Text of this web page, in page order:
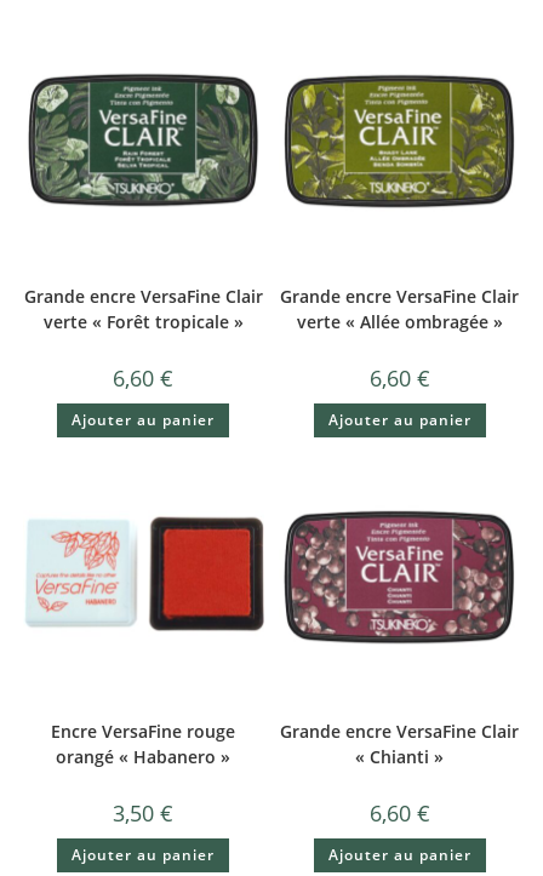
Grande encre VersaFine Clair
verte « Forêt tropicale »
6,60€
Ajouter au panier
Grande encre VersaFine Clair
verte « Allée ombragée »
6,60 €
Ajouter au panier
Encre VersaFine rouge
orangé « Habanero »
3,50€
Ajouter au panier
Grande encre VersaFine Clair
« Chianti »
6,60 €
Ajouter au panier